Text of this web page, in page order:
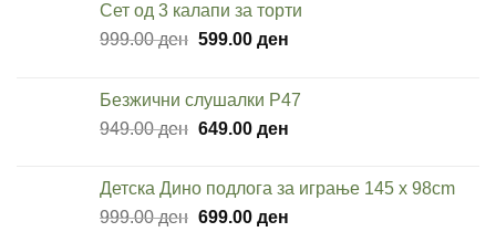
Сет од 3 калапи за торти
999.00ден Original
999.00 ден.
599.00 денCurrent
599.00 ден.
Безжични слушалки P47
949.00ден Original
949.00 ден.
649.00 денCurrent
649.00 ден.
Детска Дино подлога за играње 145 x 98cm
999.00ден Original
699.00 денCurrent